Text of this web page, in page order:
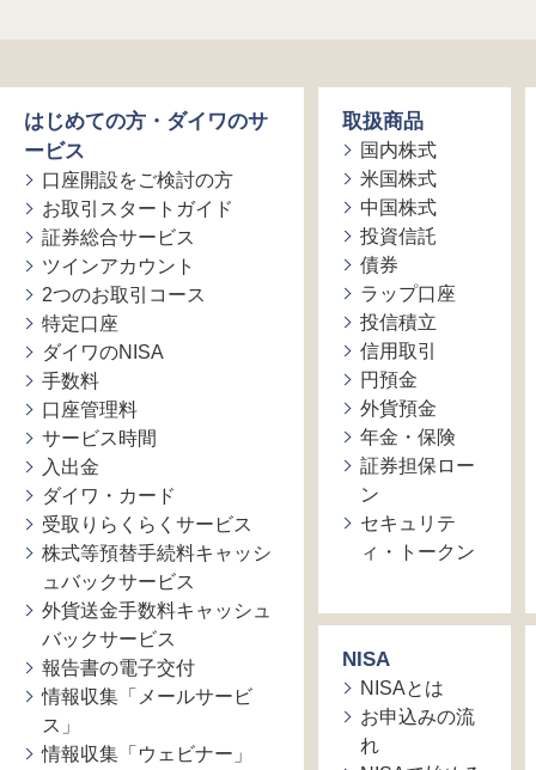
はじめての方・ダイワのサ
ービス
口座開設をご検討の方
お取引スタートガイド
証券総合サービス
ツインアカウント
2つのお取引コース
特定口座
ダイワのNISA
手数料
口座管理料
サービス時間
入出金
ダイワ・カード
受取りらくらくサービス
株式等預替手続料キャッシ
ュバックサービス
外貨送金手数料キャッシュ
バックサービス
報告書の電子交付
情報収集「メールサービ
ス」
情報収集「ウェビナー」
取扱商品
国内株式
米国株式
中国株式
投資信託
債券
ラップ口座
投信積立
信用取引
円預金
外貨預金
年金・保険
証券担保ロー
ン
セキュリテ
ィ・トークン
NISA
NISAとは
お申込みの流
れ